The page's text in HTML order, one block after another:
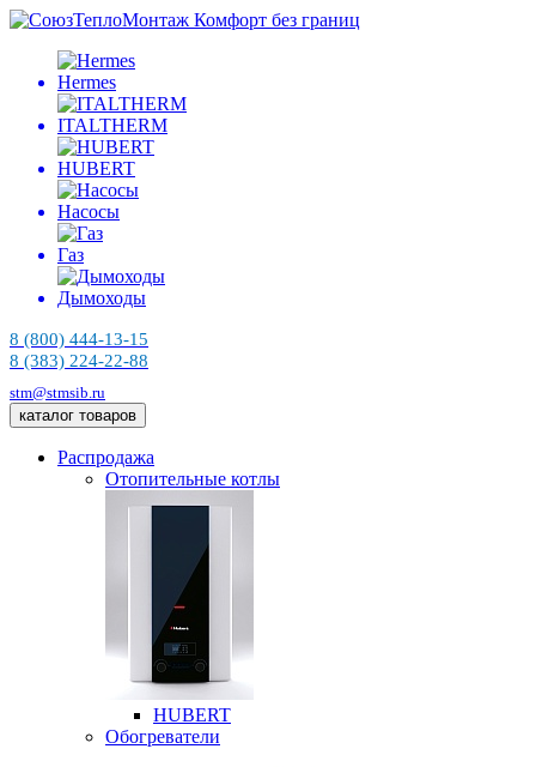
Комфорт без границ
Hermes
ITALTHERM
HUBERT
Насосы
Газ
Дымоходы
8 (800) 444-13-15
8 (383) 224-22-88
stm@stmsib.ru
каталог товаров
Распродажа
Отопительные котлы
HUBERT
Обогреватели